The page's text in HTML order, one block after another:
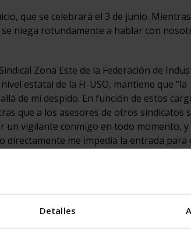
Detalles
que se celebrará el 3 de junio.
niega rotundamente a hablar con
Zona Este de la Federación de
estatal de la FI-USO, mantiene que “la
de mi despido. En función de estos
que a los asesores de otros sindicatos
un vigilante conmigo en todo momento, y
directamente me impedía la entrada para